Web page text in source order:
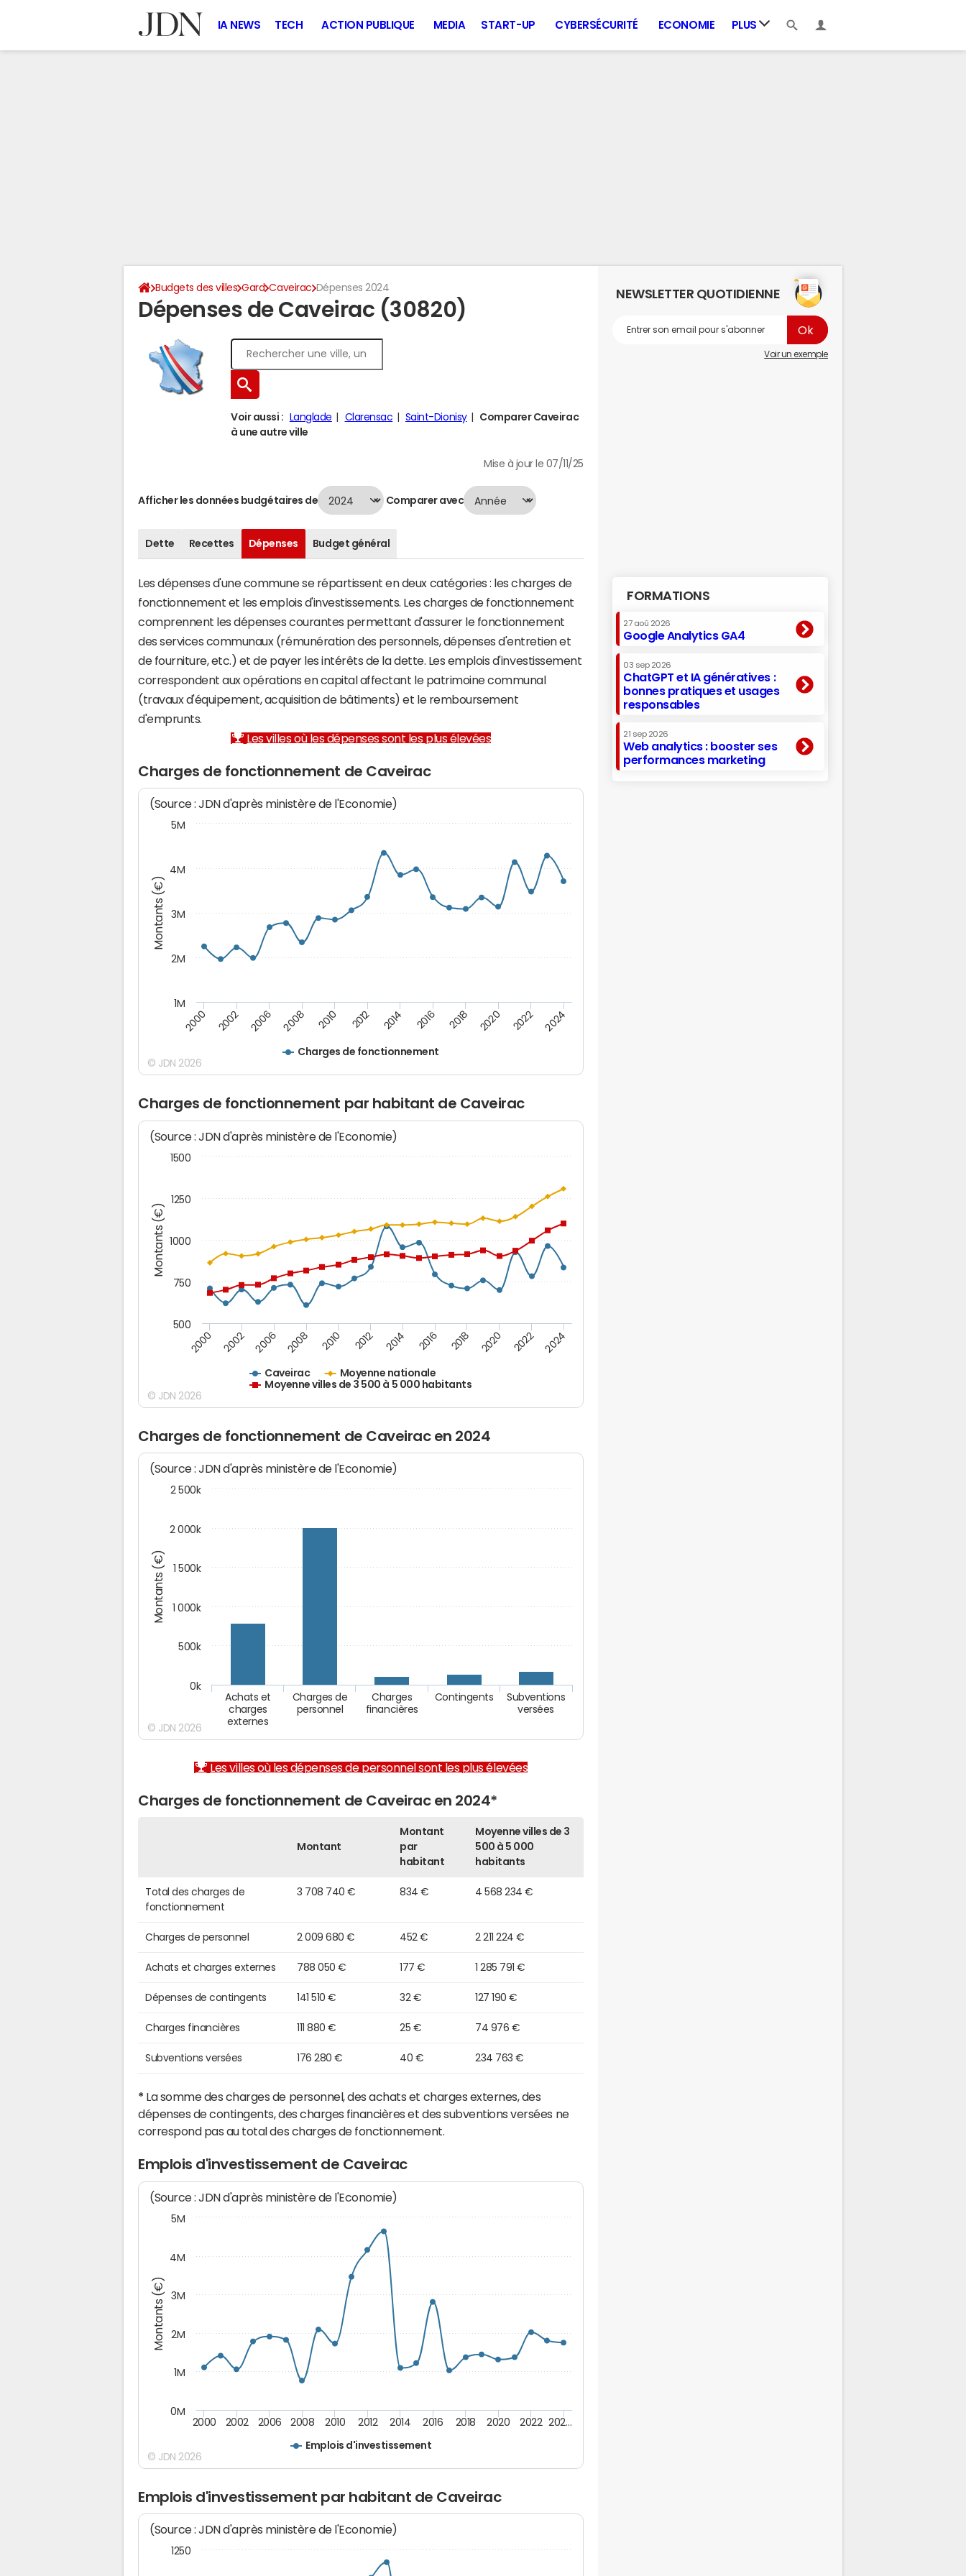
IA NEWS TECH ACTION PUBLIQUE MEDIA START-UP CYBERSÉCURITÉ ECONOMIE PLUS
Budgets des villes Gard Caveirac Dépenses 2024
Dépenses de Caveirac (30820)
Voir aussi : Langlade Clarensac Saint-Dionisy
Comparer Caveirac
à une autre ville
Mise à jour le 07/11/25
Afficher les données budgétaires de Comparer avec
Dette Recettes Dépenses Budget général
Les dépenses d'une commune se répartissent en deux catégories : les charges de
fonctionnement et les emplois d'investissements. Les charges de fonctionnement
comprennent les dépenses courantes permettant d'assurer le fonctionnement
des services communaux (rémunération des personnels, dépenses d'entretien et
de fourniture, etc.) et de payer les intérêts de la dette. Les emplois d'investissement
correspondent aux opérations en capital affectant le patrimoine communal
(travaux d'équipement, acquisition de bâtiments) et le remboursement
d'emprunts.
Les villes où les dépenses sont les plus élevées
Charges de fonctionnement de Caveirac
Montants (€)
(Source : JDN d'après ministère de l'Economie)
Charges de fonctionnement
2000 2002 2006 2008 2010 2012 2014 2016 2018 2020 2022 2024
2M
3M
4M
1M
5M
© JDN 2026
Charges de fonctionnement par habitant de Caveirac
Montants (€)
(Source : JDN d'après ministère de l'Economie)
Caveirac
Moyenne nationale
Moyenne villes de 3 500 à 5 000 habitants
2000 2002 2006 2008 2010 2012 2014 2016 2018 2020 2022 2024
1000
500
750
1250
1500
© JDN 2026
Charges de fonctionnement de Caveirac en 2024
Montants (€)
(Source : JDN d'après ministère de l'Economie)
Achats et
charges
externes
Charges de
personnel
Charges
financières
Contingents
Subventions
versées
0k
500k
1 000k
1 500k
2 000k
2 500k
© JDN 2026
Les villes où les dépenses de personnel sont les plus élevées
Charges de fonctionnement de Caveirac en 2024*
Montant
Montant
par
habitant
Moyenne villes de 3
500 à 5 000
habitants
Total des charges de
fonctionnement
3 708 740 € 834 € 4 568 234 €
Charges de personnel 2 009 680 € 452 € 2 211 224 €
Achats et charges externes 788 050 € 177 € 1 285 791 €
Dépenses de contingents 141 510 € 32 € 127 190 €
Charges financières 111 880 € 25 € 74 976 €
Subventions versées 176 280 € 40 € 234 763 €
* La somme des charges de personnel, des achats et charges externes, des
dépenses de contingents, des charges financières et des subventions versées ne
correspond pas au total des charges de fonctionnement.
Emplois d'investissement de Caveirac
Montants (€)
(Source : JDN d'après ministère de l'Economie)
Emplois d'investissement
2000 2002 2006 2008 2010 2012 2014 2016 2018 2020 2022 202…
0M
1M
2M
3M
4M
5M
© JDN 2026
Emplois d'investissement par habitant de Caveirac
(Source : JDN d'après ministère de l'Economie)
1250
NEWSLETTER QUOTIDIENNE
Voir un exemple
FORMATIONS
27 aoû 2026
Google Analytics GA4
03 sep 2026
ChatGPT et IA génératives :
bonnes pratiques et usages
responsables
21 sep 2026
Web analytics : booster ses
performances marketing